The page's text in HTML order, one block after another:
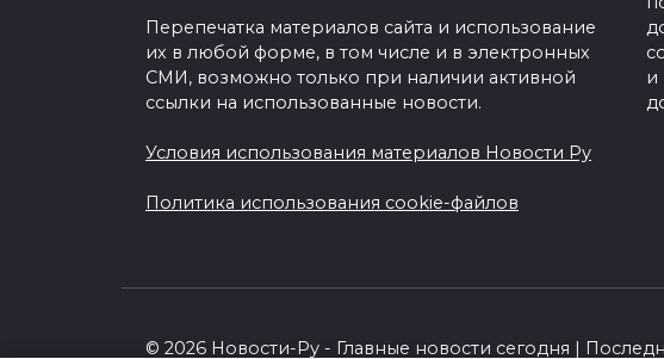
Перепечатка материалов сайта и использование
их в любой форме, в том числе и в электронных
СМИ, возможно только при наличии активной
ссылки на использованные новости.
Условия использования материалов Новости Ру
Политика использования cookie-файлов
и
© 2026 Новости-Ру - Главные новости сегодня |